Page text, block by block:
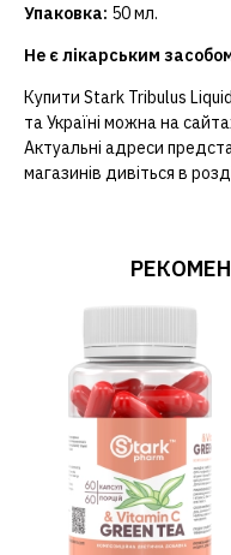
Упаковка: 50 мл.
Не є лікарським
Купити Stark Tribulus
та Україні можна на
Актуальні адреси
магазинів дивіться в